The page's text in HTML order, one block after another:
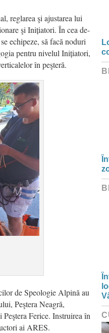
reglarea şi ajustarea lui
şi Inițiatori. În cea de-
echipeze, să facă noduri
pentru nivelul Inițiatori,
în peşteră.
de Speologie Alpină au
Peştera Neagră,
Ferice. Instruirea în
ai ARES.